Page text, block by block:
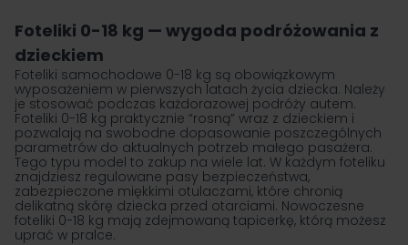
Foteliki 0-18 kg — wygoda podróżowania z
dzieckiem
Foteliki samochodowe 0-18 kg są obowiązkowym
wyposażeniem w pierwszych latach życia dziecka. Należy
je stosować podczas każdorazowej podróży autem.
Foteliki 0-18 kg praktycznie “rosną” wraz z dzieckiem i
pozwalają na swobodne dopasowanie poszczególnych
parametrów do aktualnych potrzeb małego pasażera.
Tego typu model to zakup na wiele lat. W każdym foteliku
znajdziesz regulowane pasy bezpieczeństwa,
zabezpieczone miękkimi otulaczami, które chronią
delikatną skórę dziecka przed otarciami. Nowoczesne
foteliki 0-18 kg mają zdejmowaną tapicerkę, którą możesz
uprać w pralce.